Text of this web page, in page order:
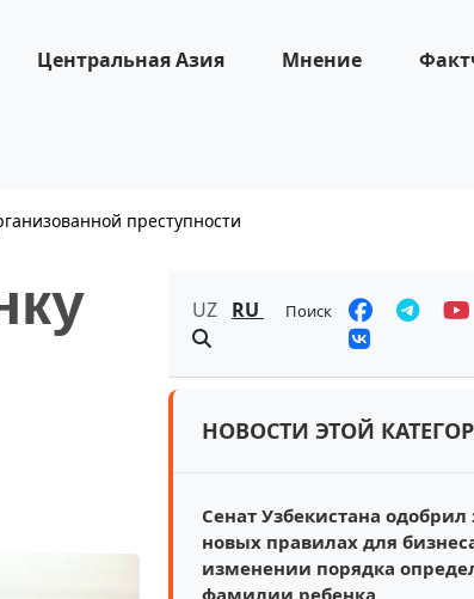
Центральная Азия Мнение
преступности
UZ RU Поиск
НОВОСТИ ЭТОЙ
Сенат Узбекистана одобрил
новых правилах для
изменении порядка